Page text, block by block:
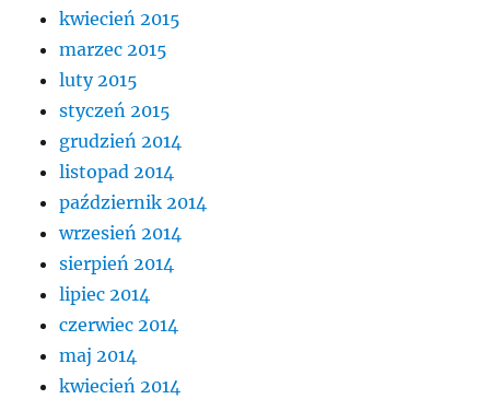
kwiecień 2015
marzec 2015
luty 2015
styczeń 2015
grudzień 2014
listopad 2014
październik 2014
wrzesień 2014
sierpień 2014
lipiec 2014
czerwiec 2014
maj 2014
kwiecień 2014